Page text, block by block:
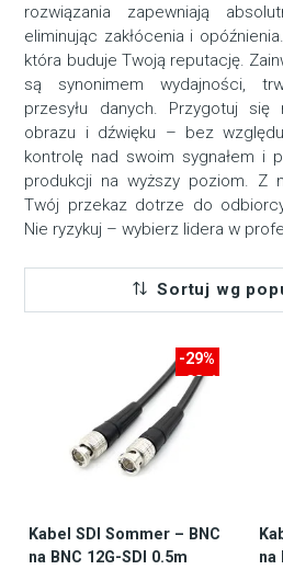
rozwiązania zapewniają
eliminując zakłócenia i
która buduje Twoją reputację.
są synonimem wydajności,
przesyłu danych. Przygotuj
obrazu i dźwięku – bez
kontrolę nad swoim sygnałem i
produkcji na wyższy poziom. Z
Twój przekaz dotrze do
Nie ryzykuj – wybierz lidera w
Sortuj wg
-29%
-23zł
Kabel SDI Sommer – BNC
na BNC 12G-SDI 0.5m
na